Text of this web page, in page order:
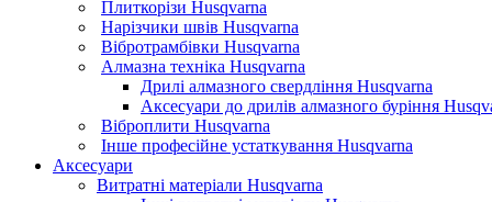
Плиткорізи Husqvarna
Нарізчики швів Husqvarna
Вібротрамбівки Husqvarna
Алмазна техніка Husqvarna
Дрилі алмазного свердління Husqvarna
Аксесуари до дрилів алмазного буріння
Віброплити Husqvarna
Інше професійне устаткування Husqvarna
Аксесуари
Витратні матеріали Husqvarna